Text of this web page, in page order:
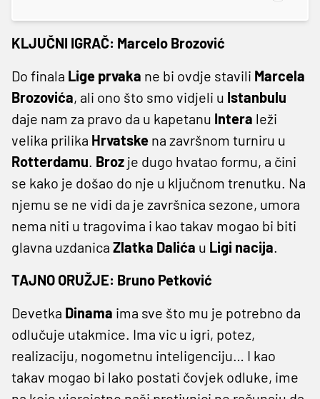
KLJUČNI IGRAČ: Marcelo Brozović
Do finala Lige prvaka ne bi ovdje stavili Marcela
Brozovića, ali ono što smo vidjeli u Istanbulu
daje nam za pravo da u kapetanu Intera leži
velika prilika Hrvatske na završnom turniru u
Rotterdamu. Broz je dugo hvatao formu, a čini
se kako je došao do nje u ključnom trenutku. Na
njemu se ne vidi da je završnica sezone, umora
nema niti u tragovima i kao takav mogao bi biti
glavna uzdanica Zlatka Dalića u Ligi nacija.
TAJNO ORUŽJE: Bruno Petković
Devetka Dinama ima sve što mu je potrebno da
odlučuje utakmice. Ima vic u igri, potez,
realizaciju, nogometnu inteligenciju… I kao
takav mogao bi lako postati čovjek odluke, ime